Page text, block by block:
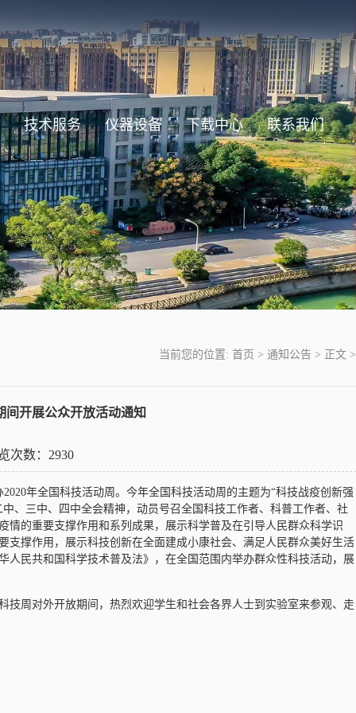
技术服务 仪器设备 下载中心 联系我们
当前您的位置: 首页 > 通知公告 > 正文 >
间开展公众开放活动通知
次数： 2930
年全国科技活动周。今年全国科技活动周的主题为“科技战疫创新强
、三中、四中全会精神，动员号召全国科技工作者、科普工作者、社
的重要支撑作用和系列成果，展示科学普及在引导人民群众科学识
撑作用，展示科技创新在全面建成小康社会、满足人民群众美好生活
民共和国科学技术普及法》，在全国范围内举办群众性科技活动，展
周对外开放期间，热烈欢迎学生和社会各界人士到实验室来参观、走